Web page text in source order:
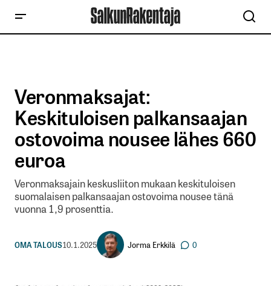
Veronmaksajat:
Keskituloisen palkansaajan
ostovoima nousee lähes 660
euroa
Veronmaksajain keskusliiton mukaan keskituloisen
suomalaisen palkansaajan ostovoima nousee tänä
vuonna 1,9 prosenttia.
OMA TALOUS10.1.2025 Jorma Erkkilä 0